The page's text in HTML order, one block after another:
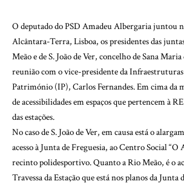
O deputado do PSD Amadeu Albergaria juntou
Alcântara-Terra, Lisboa, os presidentes das
Meão e de S. João de Ver, concelho de Sana
reunião com o vice-presidente da
Património (IP), Carlos Fernandes. Em cima da
de acessibilidades em espaços que pertencem à
das estações.
No caso de S. João de Ver, em causa está o
acesso à Junta de Freguesia, ao Centro Social “O
recinto polidesportivo. Quanto a Rio Meão, é o
Travessa da Estação que está nos planos da Junta